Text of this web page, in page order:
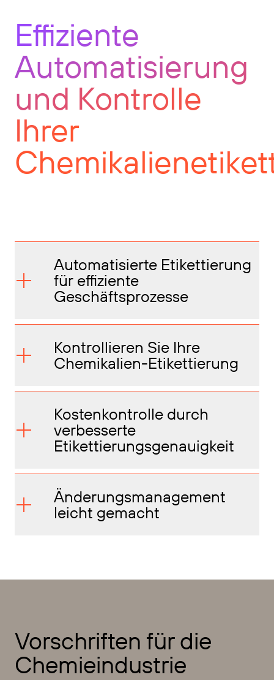
Effiziente
Automatisierung
und Kontrolle
Ihrer
Automatisierte Etikettierung
für effiziente
Geschäftsprozesse
Kontrollieren Sie Ihre
Chemikalien-Etikettierung
Kostenkontrolle durch
verbesserte
Etikettierungsgenauigkeit
Änderungsmanagement
leicht gemacht
Vorschriften für die
Chemieindustrie